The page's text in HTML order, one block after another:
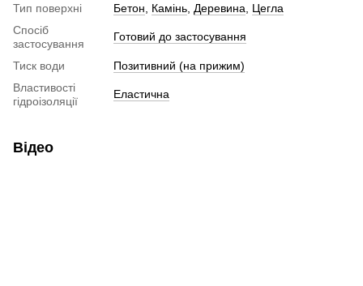
Тип поверхні Бетон Камінь Деревина
Цегла
Спосіб
застосування
Готовий до застосування
Тиск води
Позитивний (на прижим)
Властивості
гідроізоляції
Еластична
Відео